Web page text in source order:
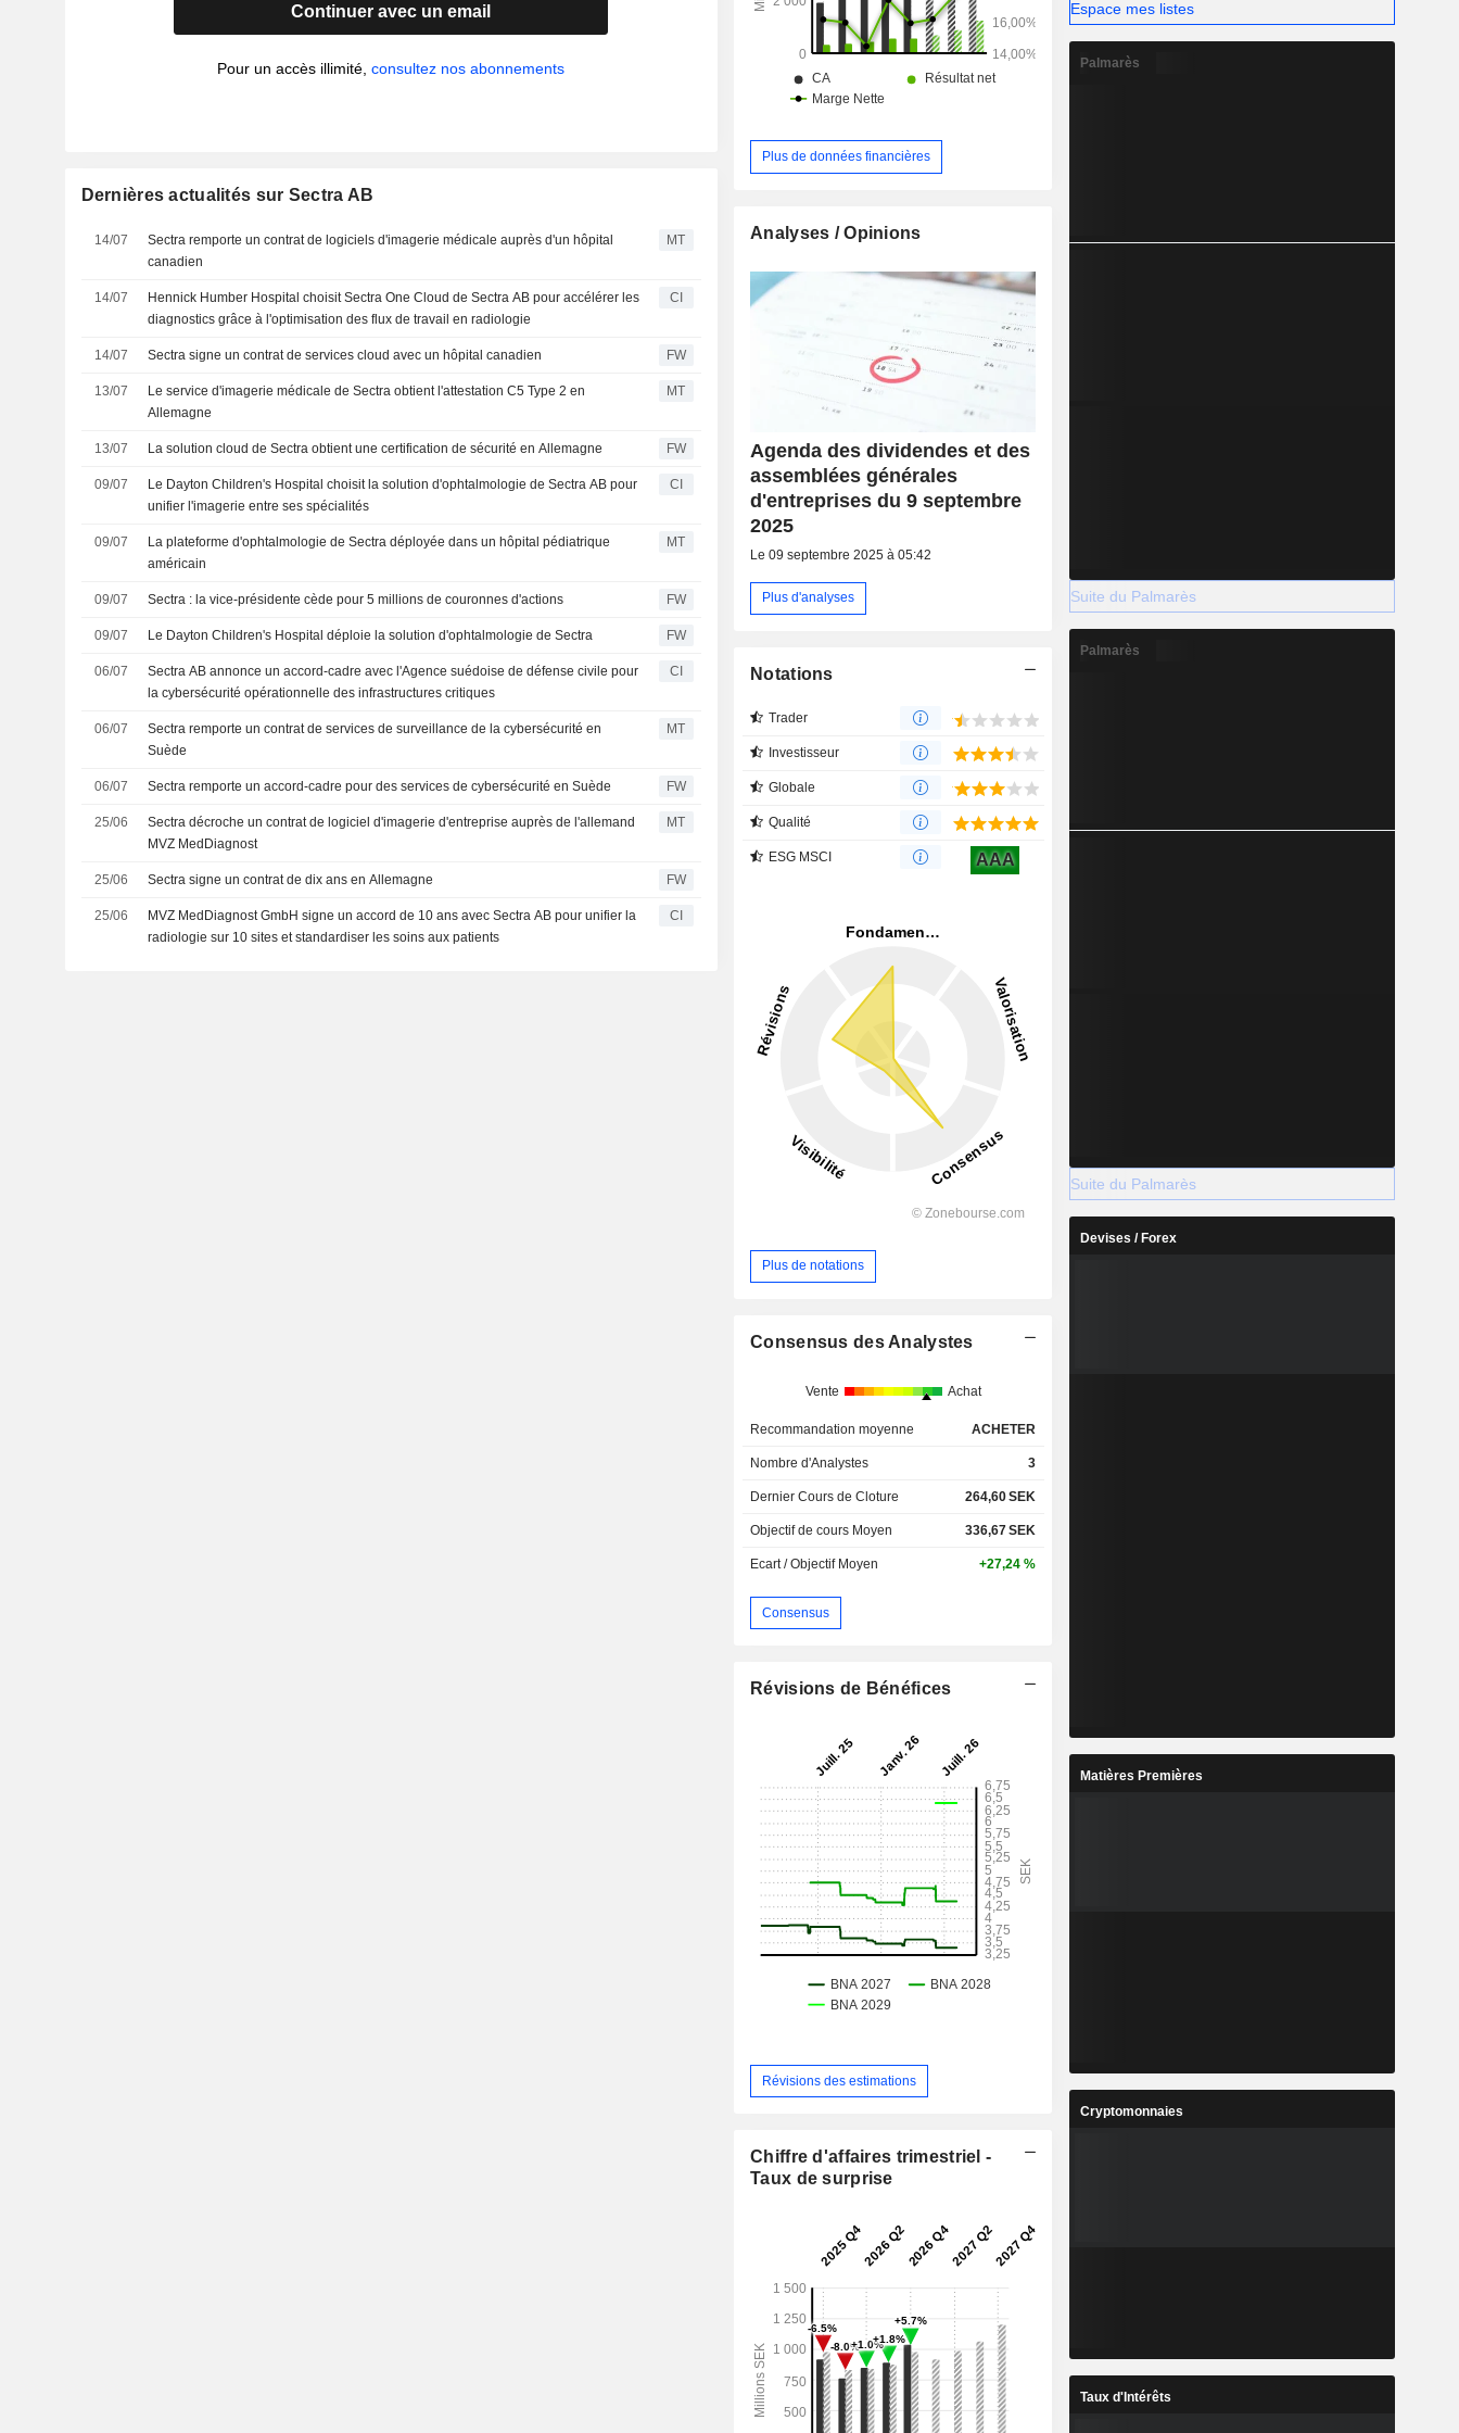
Continuer avec un email
Pour un accès illimité,consultez nos abonnements
Dernières actualités sur Sectra AB
14/07
Sectra remporte un contrat de logiciels d'imagerie médicale auprès d'un hôpital
canadien
MT
14/07
Hennick Humber Hospital choisit Sectra One Cloud de Sectra AB pour accélérer les
diagnostics grâce à l'optimisation des flux de travail en radiologie
CI
14/07 Sectra signe un contrat de services cloud avec un hôpital canadien FW
13/07
Le service d'imagerie médicale de Sectra obtient l'attestation C5 Type 2 en
Allemagne
MT
13/07 La solution cloud de Sectra obtient une certification de sécurité en Allemagne FW
09/07
Le Dayton Children's Hospital choisit la solution d'ophtalmologie de Sectra AB pour
unifier l'imagerie entre ses spécialités
CI
09/07
La plateforme d'ophtalmologie de Sectra déployée dans un hôpital pédiatrique
américain
MT
09/07 Sectra : la vice-présidente cède pour 5 millions de couronnes d'actions FW
09/07 Le Dayton Children's Hospital déploie la solution d'ophtalmologie de Sectra FW
06/07
Sectra AB annonce un accord-cadre avec l'Agence suédoise de défense civile pour
la cybersécurité opérationnelle des infrastructures critiques
CI
06/07
Sectra remporte un contrat de services de surveillance de la cybersécurité en
Suède
MT
06/07 Sectra remporte un accord-cadre pour des services de cybersécurité en Suède FW
25/06
Sectra décroche un contrat de logiciel d'imagerie d'entreprise auprès de l'allemand
MVZ MedDiagnost
MT
25/06 Sectra signe un contrat de dix ans en Allemagne FW
25/06
MVZ MedDiagnost GmbH signe un accord de 10 ans avec Sectra AB pour unifier la
radiologie sur 10 sites et standardiser les soins aux patients
CI
Plus de données financières
Analyses / Opinions
Agenda des dividendes et des
assemblées générales
d'entreprises du 9 septembre
2025
Le 09 septembre 2025 à 05:42
Plus d'analyses
Notations
Trader
Investisseur
Globale
Qualité
ESG MSCI AAA
Plus de notations
Consensus des Analystes
Vente Achat
Recommandation moyenne ACHETER
Nombre d'Analystes 3
Dernier Cours de Cloture 264,60SEK
Objectif de cours Moyen 336,67SEK
Ecart / Objectif Moyen +27,24 %
Consensus
Révisions de Bénéfices
Révisions des estimations
Chiffre d'affaires trimestriel -
Taux de surprise
Espace mes listes
Palmarès
Suite du Palmarès
Palmarès
Suite du Palmarès
Devises / Forex
Matières Premières
Cryptomonnaies
Taux d'Intérêts